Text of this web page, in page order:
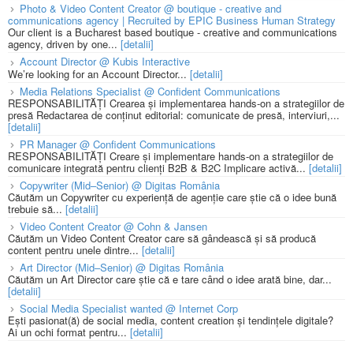
Photo & Video Content Creator @ boutique - creative and
communications agency | Recruited by EPIC Business Human Strategy
Our client is a Bucharest based boutique - creative and communications
agency, driven by one... [detalii]
Account Director @ Kubis Interactive
We’re looking for an Account Director... [detalii]
Media Relations Specialist @ Confident Communications
RESPONSABILITĂȚI Crearea și implementarea hands-on a strategiilor de
presă Redactarea de conținut editorial: comunicate de presă, interviuri,...
[detalii]
PR Manager @ Confident Communications
RESPONSABILITĂȚI Creare și implementare hands-on a strategiilor de
comunicare integrată pentru clienți B2B & B2C Implicare activă... [detalii]
Copywriter (Mid–Senior) @ Digitas România
Căutăm un Copywriter cu experiență de agenție care știe că o idee bună
trebuie să... [detalii]
Video Content Creator @ Cohn & Jansen
Căutăm un Video Content Creator care să gândească și să producă
content pentru unele dintre... [detalii]
Art Director (Mid–Senior) @ Digitas România
Căutăm un Art Director care știe că e tare când o idee arată bine, dar...
[detalii]
Social Media Specialist wanted @ Internet Corp
Ești pasionat(ă) de social media, content creation și tendințele digitale?
Ai un ochi format pentru... [detalii]